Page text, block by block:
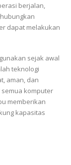
berjalan,
dapat melakukan
sejak awal
teknologi
aman, dan
komputer
memberikan
kapasitas